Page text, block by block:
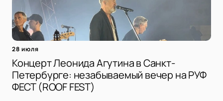
28 июля
Концерт Леонида Агутина в Санкт-
Петербурге: незабываемый вечер на РУФ
ФЕСТ (ROOF FEST)